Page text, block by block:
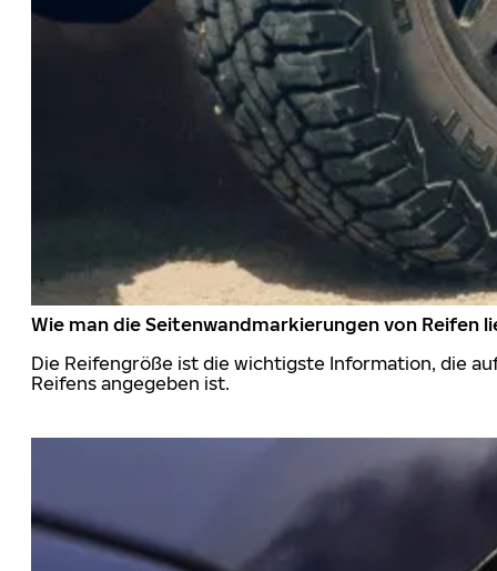
Wie man die Seitenwandmarkierungen von Reifen
Die Reifengröße ist die wichtigste Information, die
Reifens angegeben ist.